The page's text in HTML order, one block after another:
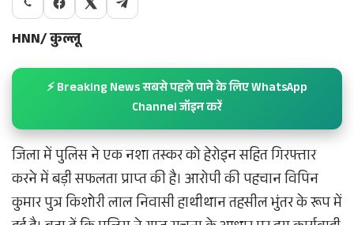
HNN/ कुल्लू
⚡ Breaking News सबसे पहले पाने के लिए WhatsApp
Channel जॉइन करें
जिला में पुलिस ने एक नशा तस्कर को हेरोइन सहित गिरफ्तार
करने में बड़ी सफलता प्राप्त की है। आरोपी की पहचान विपिन
कुमार पुत्र किशोरी लाल निवासी हाथीथान तहसील भुंतर के रूप में